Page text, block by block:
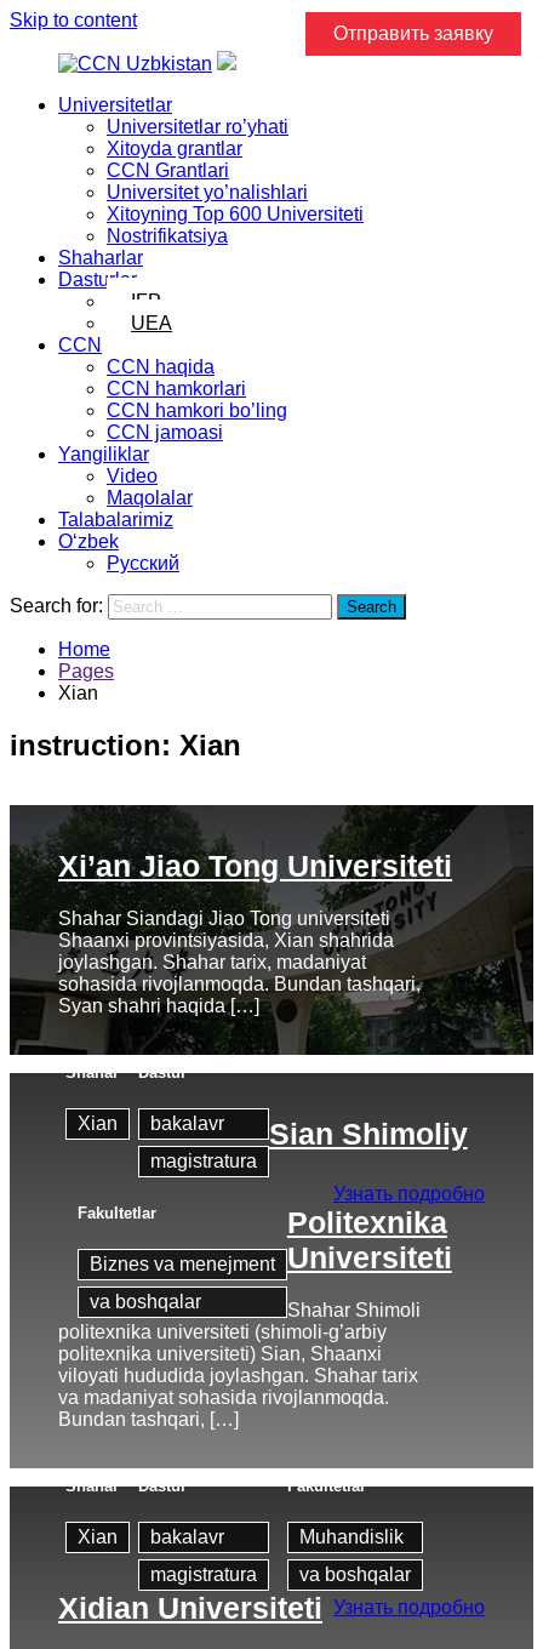
Skip to content
Universitetlar
Universitetlar ro’yhati
Xitoyda grantlar
CCN Grantlari
Universitet yo’nalishlari
Xitoyning Top 600 Universiteti
Nostrifikatsiya
Shaharlar
Dasturlar
IFP
UEA
CCN
CCN haqida
CCN hamkorlari
CCN hamkori bo’ling
CCN jamoasi
Yangiliklar
Video
Maqolalar
Talabalarimiz
Oʻzbek
Русский
Search for: Search
Home
Pages
Xian
instruction: Xian
Отправить заявку
Xi’an Jiao Tong Universiteti
Shahar Siandagi Jiao Tong universiteti
Shaanxi provintsiyasida, Xian shahrida
joylashgan. Shahar tarix, madaniyat
sohasida rivojlanmoqda. Bundan tashqari,
Syan shahri haqida […]
Shahar
Xian
Dastur
bakalavr
magistratura
Fakultetlar
Biznes va menejment
va boshqalar
Узнать подробно
Sian Shimoliy
Politexnika
Universiteti
Shahar Shimoli
politexnika universiteti (shimoli-g’arbiy
politexnika universiteti) Sian, Shaanxi
viloyati hududida joylashgan. Shahar tarix
va madaniyat sohasida rivojlanmoqda.
Bundan tashqari, […]
Shahar
Xian
Dastur
bakalavr
magistratura
Fakultetlar
Muhandislik
va boshqalar
Узнать подробно
Xidian Universiteti